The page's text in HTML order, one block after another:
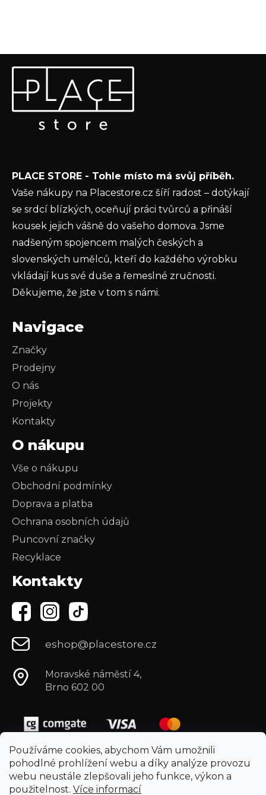
Používáme cookies, abychom Vám umožnili
pohodlné prohlížení webu a díky analýze provozu
webu neustále zlepšovali jeho funkce, výkon a
použitelnost. Více informací
Odebírat newsletter
Vložte svůj e-mail a my vám budeme zasílat informace o
nových produktech na našem e-shopu.
ochrany osobních údajů
PŘIHLÁSIT SE
PLACE STORE - Tohle místo má svůj příběh.
Vaše nákupy na Placestore.cz šíří radost – dotýkají
se srdcí blízkých, oceňují práci tvůrců a přináší
kousek jejich vášně do vašeho domova. Jsme
nadšeným spojencem malých českých a
slovenských umělců, kteří do každého výrobku
vkládají kus své duše a řemeslné zručnosti.
Děkujeme, že jste v tom s námi.
Navigace
Značky
Prodejny
O nás
Projekty
Kontakty
O nákupu
Vše o nákupu
Obchodní podmínky
Doprava a platba
Ochrana osobních údajů
Puncovní značky
Recyklace
Kontakty
eshop@placestore.cz
Moravské náměstí 4,
Brno 602 00